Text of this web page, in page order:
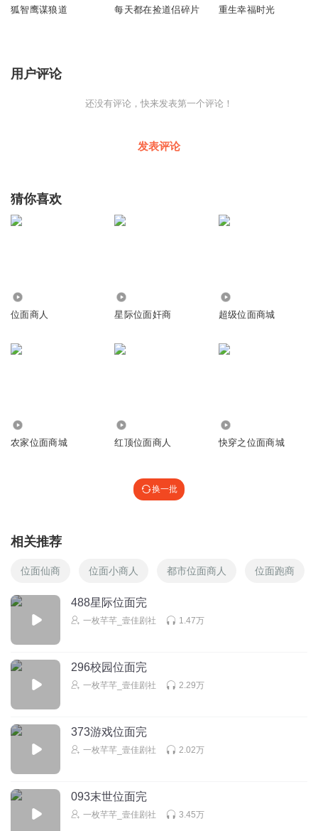
狐智鹰谋狼道 每天都在捡道侣碎片 重生幸福时光
用户评论
还没有评论，快来发表第一个评论！
发表评论
猜你喜欢
位面商人 星际位面奸商 超级位面商城
农家位面商城 红顶位面商人 快穿之位面商城
换一批
相关推荐
位面仙商 位面小商人 都市位面商人 位面跑商
488星际位面完
一枚芊芊_壹佳剧社 1.47万
296校园位面完
一枚芊芊_壹佳剧社 2.29万
373游戏位面完
一枚芊芊_壹佳剧社 2.02万
093末世位面完
一枚芊芊_壹佳剧社 3.45万